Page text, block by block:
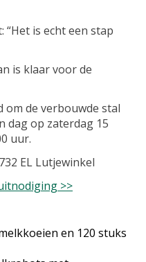
“Het is echt een stap
is klaar voor de
de verbouwde stal
dag op zaterdag 15
uur.
EL Lutjewinkel
>>
en 120 stuks